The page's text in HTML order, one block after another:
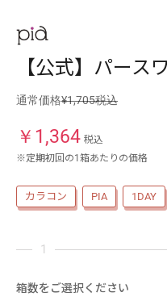
【公式】パース
通常価格¥1,705税込
￥ 1,364 税込
※定期初回の1箱あたりの価格
カラコン PIA 1DAY
箱数をご選択ください